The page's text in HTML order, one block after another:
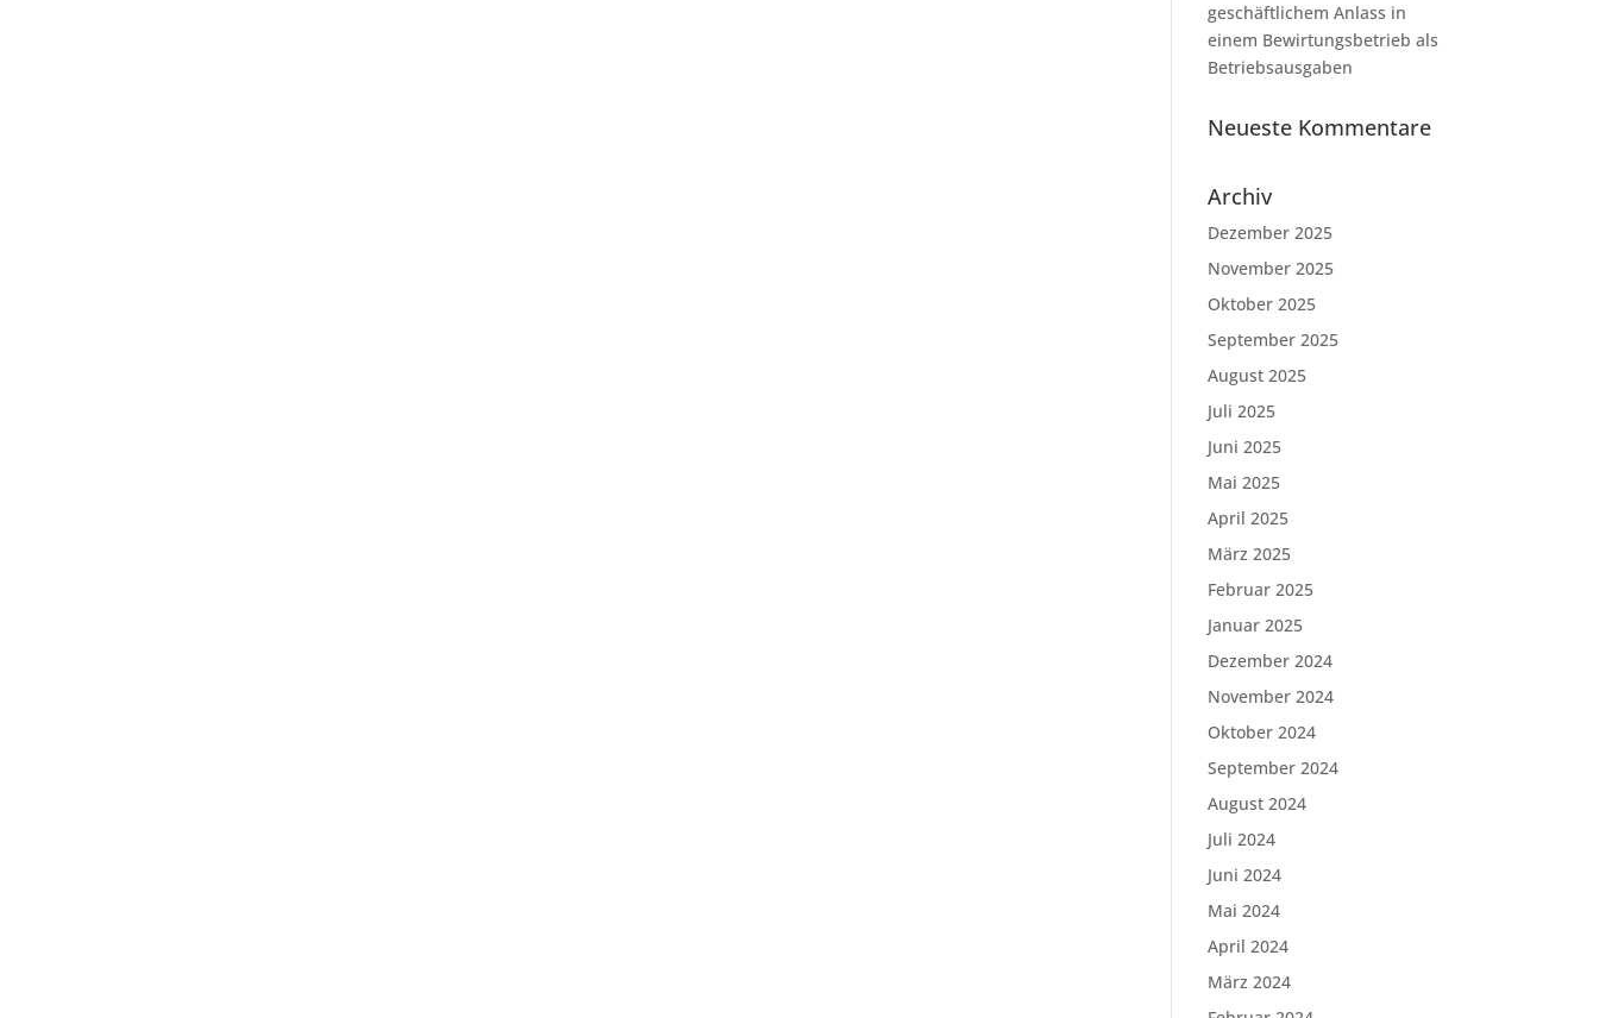
geschäftlichem Anlass in
einem Bewirtungsbetrieb als
Betriebsausgaben
Neueste Kommentare
Archiv
Dezember 2025
November 2025
Oktober 2025
September 2025
August 2025
Juli 2025
Juni 2025
Mai 2025
April 2025
März 2025
Februar 2025
Januar 2025
Dezember 2024
November 2024
Oktober 2024
September 2024
August 2024
Juli 2024
Juni 2024
Mai 2024
April 2024
März 2024